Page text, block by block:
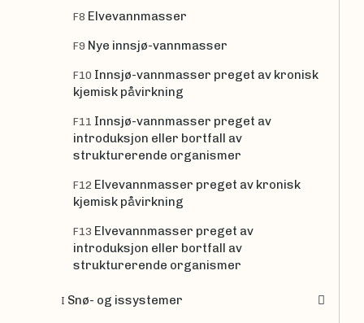
F8 Elvevannmasser
F9 Nye innsjø-vannmasser
F10 Innsjø-vannmasser preget av kronisk
kjemisk påvirkning
F11 Innsjø-vannmasser preget av
introduksjon eller bortfall av
strukturerende organismer
F12 Elvevannmasser preget av kronisk
kjemisk påvirkning
F13 Elvevannmasser preget av
introduksjon eller bortfall av
strukturerende organismer
I Snø- og issystemer